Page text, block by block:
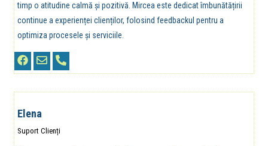
timp o atitudine calmă și pozitivă. Mircea este dedicat îmbunătățirii
continue a experienței clienților, folosind feedbackul pentru a
optimiza procesele și serviciile.
Elena
Suport Clienți